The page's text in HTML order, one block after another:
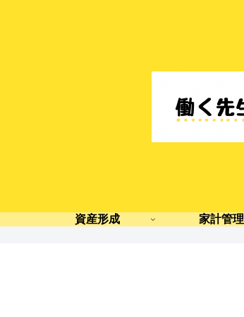
資産形成 家計管理